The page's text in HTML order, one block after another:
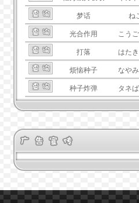
梦话 ね
光合作用 こう
打落 はた
烦恼种子 なや
种子炸弹 タネ